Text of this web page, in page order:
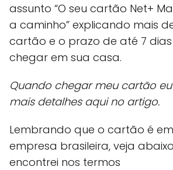
assunto “O seu cartão Net+
a caminho” explicando mais
cartão e o prazo de até 7
chegar em sua casa.
Quando chegar meu cartão
mais detalhes aqui no artigo.
Lembrando que o cartão é
empresa brasileira, veja
encontrei nos termos